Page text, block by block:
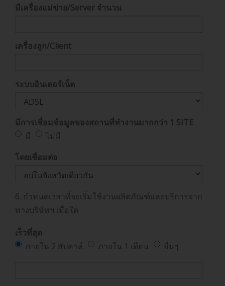
มีเครื่องแม่ข่าย/Server จำนวน
เครื่องลูก/Client
ระบบอินเตอร์เน็ต
มีการเชื่อมข้อมูลของสถานที่ทำงานมากกว่า 1 SITE
มี
ไม่มี
โดยเชื่อมต่อ
6. กำหนดเวลาที่จะเริ่มใช้งานผลิตภัณฑ์และบริการจาก
ทางบริษัทฯ เมื่อใด
เร็วที่สุด
ภายใน 2 สัปดาห์
ภายใน 1 เดือน อื่นๆ